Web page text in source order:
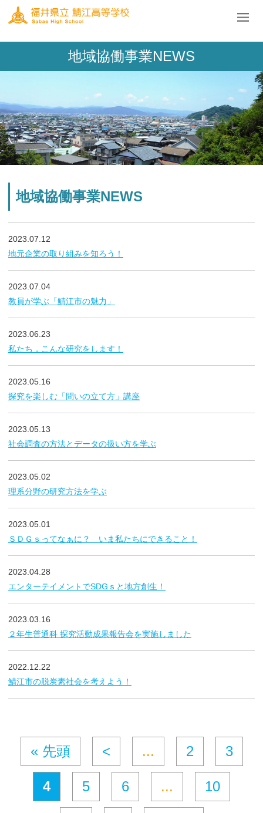
地域協働事業NEWS
地域協働事業NEWS
2023.07.12
地元企業の取り組みを知ろう！
2023.07.04
教員が学ぶ「鯖江市の魅力」
2023.06.23
私たち，こんな研究をします！
2023.05.16
探究を楽しむ「問いの立て方」講座
2023.05.13
社会調査の方法とデータの扱い方を学ぶ
2023.05.02
理系分野の研究方法を学ぶ
2023.05.01
ＳＤＧｓってなぁに？ いま私たちにできること！
2023.04.28
エンターテイメントでSDGｓと地方創生！
2023.03.16
２年生普通科 探究活動成果報告会を実施しました
2022.12.22
鯖江市の脱炭素社会を考えよう！
« 先頭 < ... 2 3
4 5 6 ... 10